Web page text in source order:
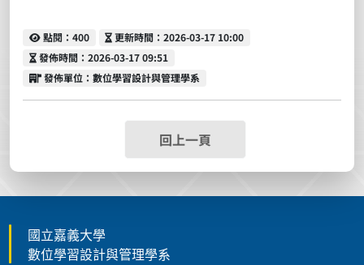
點閱
點閱：400 更新時間
更新時間：2026-03-17 10:00
發佈時間
發佈時間：2026-03-17 09:51
發佈單位
發佈單位：數位學習設計與管理學系
回上一頁
國立嘉義大學
數位學習設計與管理學系